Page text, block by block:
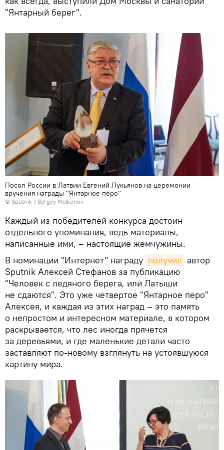
"Янтарный берег".
Посол России в Латвии Евгений Лукьянов на церемонии
вручения награды "Янтарное перо"
© Sputnik / Sergey Melkonov
Каждый из победителей конкурса достоин
отдельного упоминания, ведь материалы,
написанные ими, – настоящие жемчужины.
В номинации "Интернет" награду получил автор
Sputnik Алексей Стефанов за публикацию
"Человек с ледяного берега, или Латыши
не сдаются". Это уже четвертое "Янтарное перо"
Алексея, и каждая из этих наград – это память
о непростом и интересном материале, в котором
раскрывается, что лес иногда прячется
за деревьями, и где маленькие детали часто
заставляют по-новому взглянуть на устоявшуюся
картину мира.